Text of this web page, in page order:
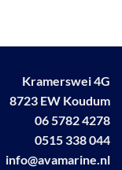
Kramerswei 4G
8723 EW Koudum
06 5782 4278
0515 338 044
info@avamarine.nl